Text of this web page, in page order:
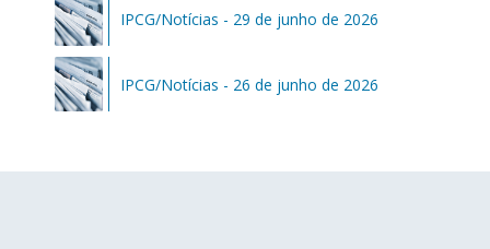
IPCG/Notícias - 29 de junho de 2026
IPCG/Notícias - 26 de junho de 2026